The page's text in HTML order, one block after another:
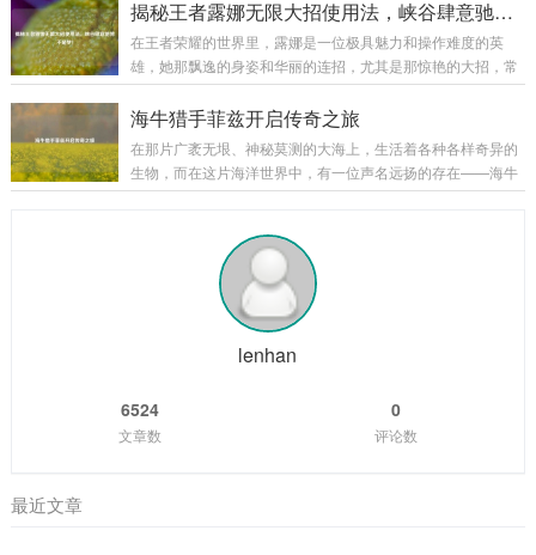
更是一次深入了解死亡骑士背景故事和职业特...
光，他的那些精美皮肤更是在游戏中为玩家带来了别样的体
验。 约里克的原始皮肤自带一种阴森的气息,他身着黑色的长
袍，头戴破旧的帽子，手中那巨大的墓园铲仿佛能轻易地掘开
坟墓，召唤出墓穴中的亡魂，他的技能特效也与整体风格相契
意穿梭，为他的战斗增添了一份恐怖与神秘，原始皮...
揭秘王者露娜无限大招使用法，峡谷肆意驰骋不是梦！
在王者荣耀的世界里，露娜是一位极具魅力和操作难度的英
雄，她那飘逸的身姿和华丽的连招，尤其是那惊艳的大招，常
常能在团战中创造出以少胜多的奇迹，要想熟练掌握露娜的大
招无限使用，并非易事，下面,就让我们一起来揭开其中的奥
秘。 理解露娜大招机制 露娜的大招“新月突击”，是她核心的技
能，该技能能让露娜向指定目标发起突击，造成法术伤害，在
释放大招后的一段时间内，如果露娜命中了敌方英雄、野怪或
的基础，只要露娜在大招的冷却时间内，能够...
海牛猎手菲兹开启传奇之旅
在那片广袤无垠、神秘莫测的大海上，生活着各种各样奇异的
生物，而在这片海洋世界中，有一位声名远扬的存在——海牛
猎手菲兹。 菲兹是一个身材矫健、眼神锐利的年轻猎手，他自
敬畏，他常常听村里的老人们讲述着大海里那些神奇生物的故
事，其中海牛的传说最让他着迷，海牛，这种体型庞大却性情
温和的生物，在大海的深处悠然生活，它们的肉据说美味无
比，它们的皮更是有着极高的价值，菲兹在心中暗暗立下了成
为一名出色海牛猎手的志向。 随着时间的推移,...
lenhan
6524
文章数
0
评论数
最近文章